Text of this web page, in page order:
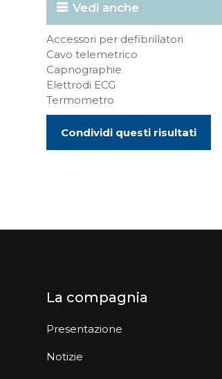
Vedi anche
Accessori per defibrillatori
Cavo telemetrico
Capnographie
Elettrodi ECG
Termometro
Condividi questi risultati
La compagnia
Presentazione
Notizie